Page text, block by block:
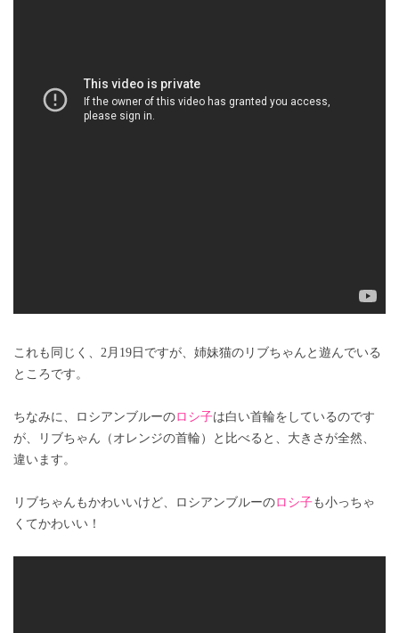
これも同じく、2月19日ですが、姉妹猫のリブちゃんと遊んでいる
ところです。
ちなみに、ロシアンブルーのロシ子は白い首輪をしているのです
が、リブちゃん（オレンジの首輪）と比べると、大きさが全然、
違います。
リブちゃんもかわいいけど、ロシアンブルーのロシ子も小っちゃ
くてかわいい！